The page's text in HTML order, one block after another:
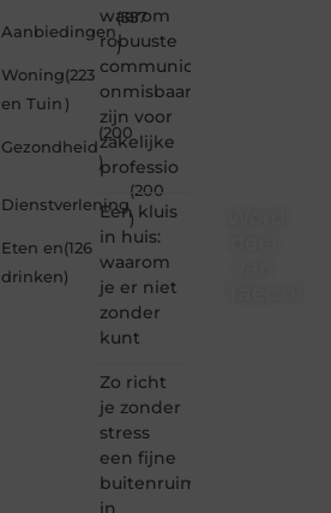
Aanbiedingen
(357
)
Woning
en Tuin
(223
)
Gezondheid
(200
)
Dienstverlening
(200
)
Eten en
drinken
(126
)
waarom
robuuste
communicatiemiddelen
onmisbaar
zijn voor
zakelijke
professio
Een kluis
in huis:
waarom
je er niet
zonder
kunt
Zo richt
je zonder
stress
een fijne
buitenruimte
in